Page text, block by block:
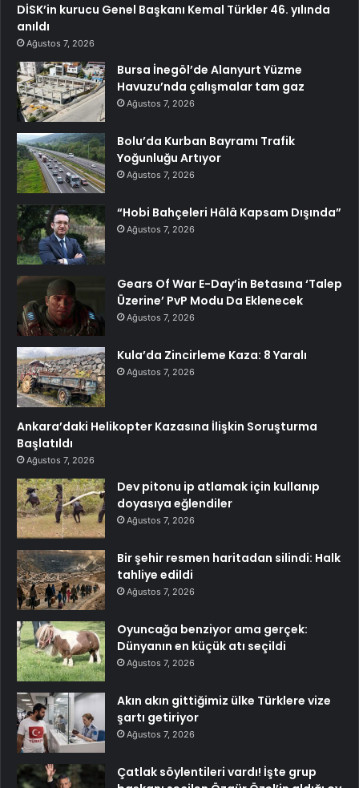
DİSK’in kurucu Genel Başkanı Kemal Türkler 46. yılında
anıldı
Ağustos 7, 2026
Bursa İnegöl’de Alanyurt Yüzme
Havuzu’nda çalışmalar tam gaz
Ağustos 7, 2026
Bolu’da Kurban Bayramı Trafik
Yoğunluğu Artıyor
Ağustos 7, 2026
“Hobi Bahçeleri Hâlâ Kapsam Dışında”
Ağustos 7, 2026
Gears Of War E-Day’in Betasına ‘Talep
Üzerine’ PvP Modu Da Eklenecek
Ağustos 7, 2026
Kula’da Zincirleme Kaza: 8 Yaralı
Ağustos 7, 2026
Ankara’daki Helikopter Kazasına İlişkin Soruşturma
Başlatıldı
Ağustos 7, 2026
Dev pitonu ip atlamak için kullanıp
doyasıya eğlendiler
Ağustos 7, 2026
Bir şehir resmen haritadan silindi: Halk
tahliye edildi
Ağustos 7, 2026
Oyuncağa benziyor ama gerçek:
Dünyanın en küçük atı seçildi
Ağustos 7, 2026
Akın akın gittiğimiz ülke Türklere vize
şartı getiriyor
Ağustos 7, 2026
Çatlak söylentileri vardı! İşte grup